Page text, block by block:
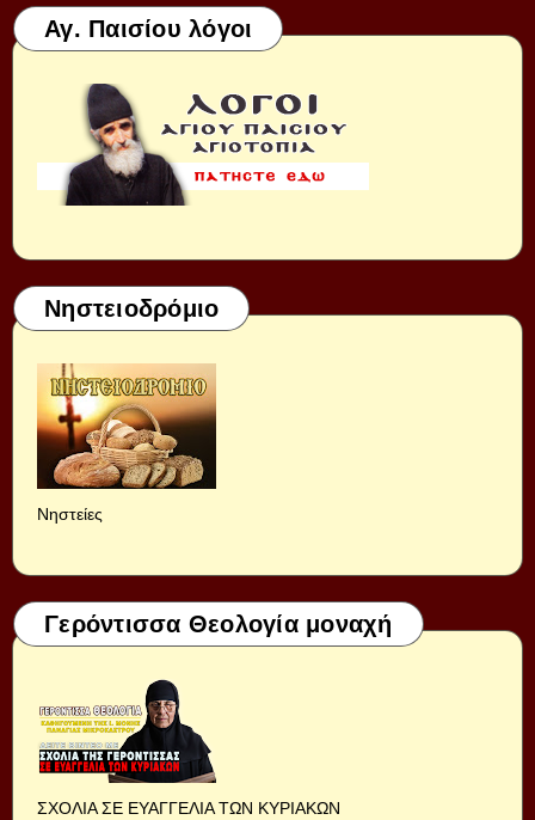
Αγ. Παισίου λόγοι
Νηστειοδρόμιο
Νηστείες
Γερόντισσα Θεολογία μοναχή
ΣΧΟΛΙΑ ΣΕ ΕΥΑΓΓΕΛΙΑ ΤΩΝ ΚΥΡΙΑΚΩΝ